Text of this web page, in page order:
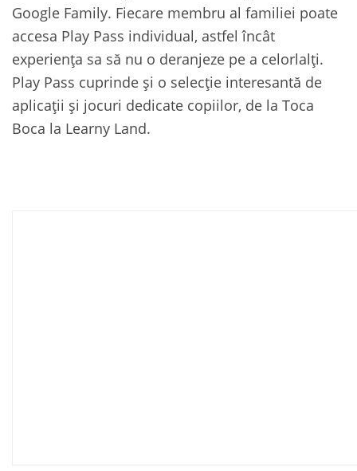
Google Family. Fiecare membru al familiei poate
accesa Play Pass individual, astfel încât
experiența sa să nu o deranjeze pe a celorlalți.
Play Pass cuprinde și o selecție interesantă de
aplicații și jocuri dedicate copiilor, de la Toca
Boca la Learny Land.